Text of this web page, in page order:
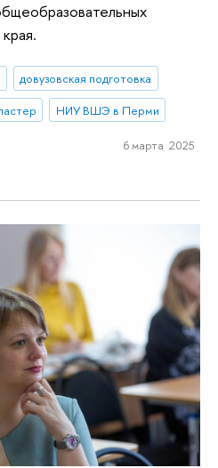
довузовская подготовка
НИУ ВШЭ в Перми
6 марта 2025